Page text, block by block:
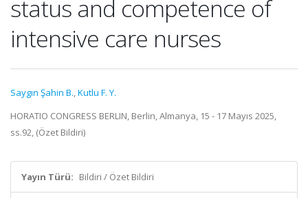
status and competence of
intensive care nurses
Saygın Şahin B.,Kutlu F. Y.
HORATIO CONGRESS BERLIN, Berlin, Almanya, 15 - 17 Mayıs 2025,
ss.92, (Özet Bildiri)
Yayın Türü: Bildiri / Özet Bildiri